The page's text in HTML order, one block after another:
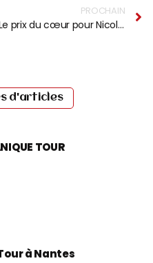
PROCHAIN
Le prix du cœur pour Nicola Sirkis et Olivier de Sat : le Stétho d’or catégorie Rock
d'articles
TOUR
à Nantes